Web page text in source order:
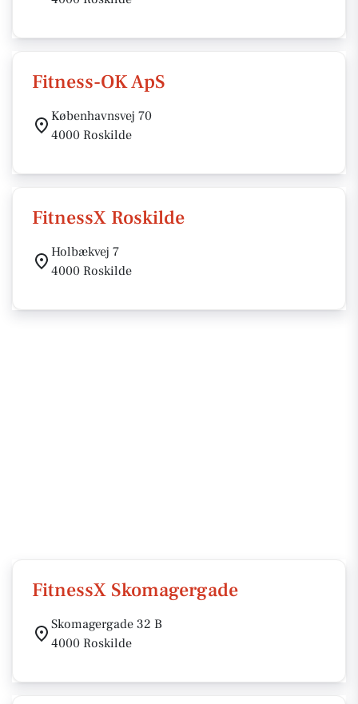
Fitness-OK ApS
Københavnsvej 70
4000 Roskilde
FitnessX Roskilde
Holbækvej 7
4000 Roskilde
FitnessX Skomagergade
Skomagergade 32 B
4000 Roskilde